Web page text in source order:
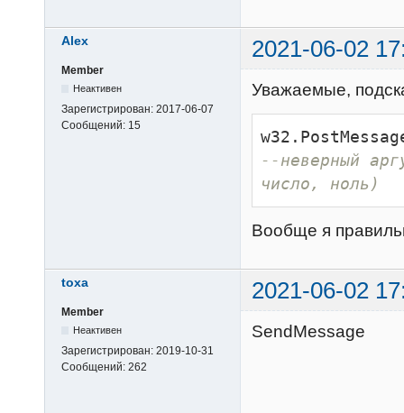
Alex 2021-06-02
Member
Неактивен
Зарегистрирован: 2017-06-07
Сообщений: 15
Уважаемые,
--неверный
число, ноль)
Вообще я
toxa 2021-06-02
Member
Неактивен
Зарегистрирован: 2019-10-31
Сообщений: 262
SendMessage